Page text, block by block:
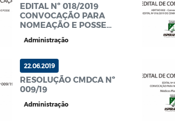
EDITAL Nº 018/2019
CONVOCAÇÃO PARA
NOMEAÇÃO E POSSE
Administração
22.06.2019
RESOLUÇÃO CMDCA Nº
009/19
Administração